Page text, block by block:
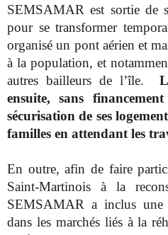
SEMSAMAR est sortie de
pour se transformer
organisé un pont aérien et
à la population, et
autres bailleurs de l’île.
ensuite, sans
sécurisation de ses
familles en attendant les
En outre, afin de faire
Saint-Martinois à la
SEMSAMAR a inclus une
dans les marchés liés à la